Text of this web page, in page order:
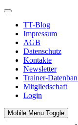
TT-Blog
Impressum
AGB
Datenschutz
Kontakte
Newsletter
Trainer-
Mitgliedschaft
Login
Mobile Menu Toggle